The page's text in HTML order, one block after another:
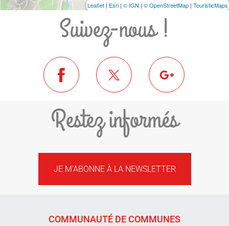
Leaflet | Esri | © IGN | © OpenStreetMap | TouristicMaps
Suivez-nous !
Restez informés
JE M'ABONNE À LA NEWSLETTER
COMMUNAUTÉ DE COMMUNES